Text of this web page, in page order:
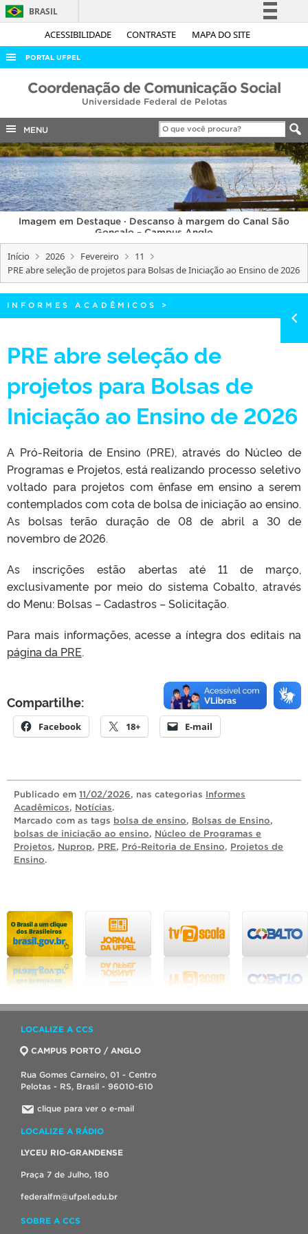
ACESSIBILIDADE CONTRASTE MAPA DO SITE
BRASIL
Simplifique!
Acesso à informação
Legislação
Canais
PORTAL UFPEL
ACESSO À INFORMAÇÃO
COBALTO
CONCURSOS
EDITAIS
INTERNACIONAL
OUVIDORIA
PORTARIAS
TELEFONES
Coordenação de Comunicação Social
Universidade Federal de Pelotas
MENU
Imagem em Destaque · Descanso à margem do Canal São
Gonçalo – Campus Anglo
Início 2026 Fevereiro
11
PRE abre seleção de projetos para Bolsas de Iniciação ao Ensino de 2026
INFORMES ACADÊMICOS >
PRE abre seleção de
projetos para Bolsas de
Iniciação ao Ensino de 2026
A Pró-Reitoria de Ensino (PRE), através do Núcleo de
Programas e Projetos, está realizando processo seletivo
voltado para projetos com ênfase em ensino a serem
contemplados com cota de bolsa de iniciação ao ensino.
As bolsas terão duração de 08 de abril a 30 de
novembro de 2026.
As inscrições estão abertas até 11 de março,
exclusivamente por meio do sistema Cobalto, através
do Menu: Bolsas – Cadastros – Solicitação.
Para mais informações, acesse a íntegra dos editais na
página da PRE.
Compartilhe:
Facebook 18+ E-mail
Publicado em 11/02/2026, nas categorias Informes
Acadêmicos, Notícias.
Marcado com as tags bolsa de ensino, Bolsas de Ensino,
bolsas de iniciação ao ensino, Núcleo de Programas e
Projetos, Nuprop, PRE, Pró-Reitoria de Ensino, Projetos de
Ensino.
LOCALIZE A CCS
CAMPUS PORTO / ANGLO
Rua Gomes Carneiro, 01 - Centro
Pelotas - RS, Brasil - 96010-610
clique para ver o e-mail
LOCALIZE A RÁDIO
LYCEU RIO-GRANDENSE
Praça 7 de Julho, 180
federalfm@ufpel.edu.br
SOBRE A CCS